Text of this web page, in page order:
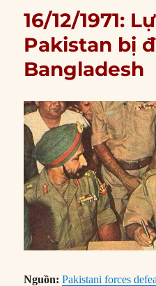
16/12/1971:
Pakistan bị
Bangladesh
Nguồn: Pakistani forces